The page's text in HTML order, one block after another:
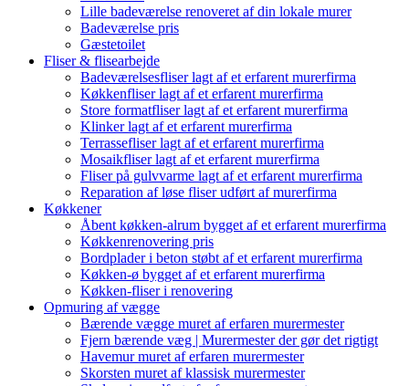
Lille badeværelse renoveret af din lokale murer
Badeværelse pris
Gæstetoilet
Fliser & flisearbejde
Badeværelsesfliser lagt af et erfarent murerfirma
Køkkenfliser lagt af et erfarent murerfirma
Store formatfliser lagt af et erfarent murerfirma
Klinker lagt af et erfarent murerfirma
Terrassefliser lagt af et erfarent murerfirma
Mosaikfliser lagt af et erfarent murerfirma
Fliser på gulvvarme lagt af et erfarent murerfirma
Reparation af løse fliser udført af murerfirma
Køkkener
Åbent køkken-alrum bygget af et erfarent murerfirma
Køkkenrenovering pris
Bordplader i beton støbt af et erfarent murerfirma
Køkken-ø bygget af et erfarent murerfirma
Køkken-fliser i renovering
Opmuring af vægge
Bærende vægge muret af erfaren murermester
Fjern bærende væg | Murermester der gør det rigtigt
Havemur muret af erfaren murermester
Skorsten muret af klassisk murermester